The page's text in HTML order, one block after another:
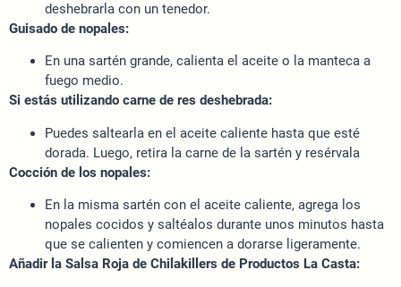
deshebrarla con un tenedor.
Guisado de nopales:
En una sartén grande, calienta el aceite o la manteca a
fuego medio.
Si estás utilizando carne de res deshebrada:
Puedes saltearla en el aceite caliente hasta que esté
dorada. Luego, retira la carne de la sartén y resérvala
Cocción de los nopales:
En la misma sartén con el aceite caliente, agrega los
nopales cocidos y saltéalos durante unos minutos hasta
que se calienten y comiencen a dorarse ligeramente.
Añadir la Salsa Roja de Chilakillers de Productos La Casta: